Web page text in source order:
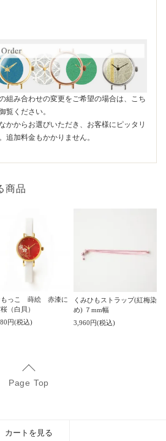
組み合わせの変更をご希望の場合は、こち
覧ください。
かからお選びいただき、お客様にピッタリ
追加料金もかかりません。
商品
もっこ 蒔絵 赤漆に
（白貝）
円(税込)
くみひもストラップ(紅梅染
め) ７mm幅
3,960円(税込)
Page Top
カートを見る